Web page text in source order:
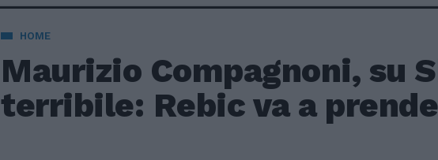
HOME
Maurizio Compagnoni, su
terribile: Rebic va a